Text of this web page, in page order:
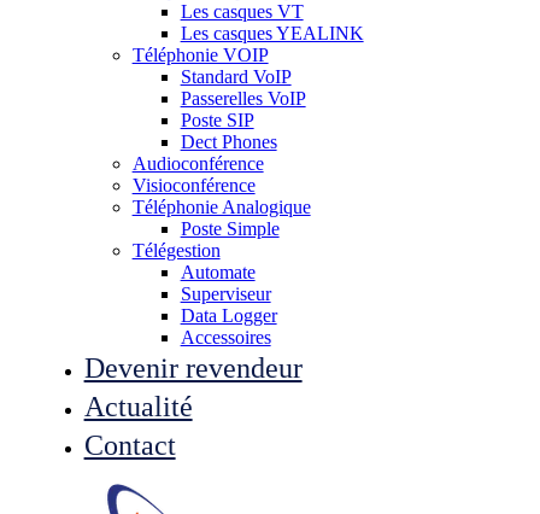
Les casques VT
Les casques YEALINK
Téléphonie VOIP
Standard VoIP
Passerelles VoIP
Poste SIP
Dect Phones
Audioconférence
Visioconférence
Téléphonie Analogique
Poste Simple
Télégestion
Automate
Superviseur
Data Logger
Accessoires
Devenir revendeur
Actualité
Contact